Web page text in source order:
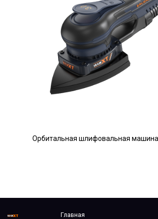
Орбитальная шлифовальная машина
Главная